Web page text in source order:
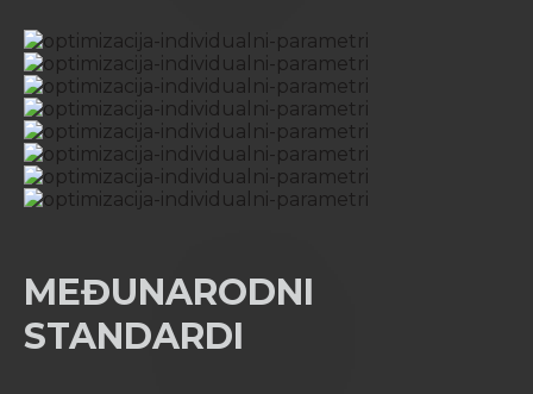
MEĐUNARODNI
STANDARDI